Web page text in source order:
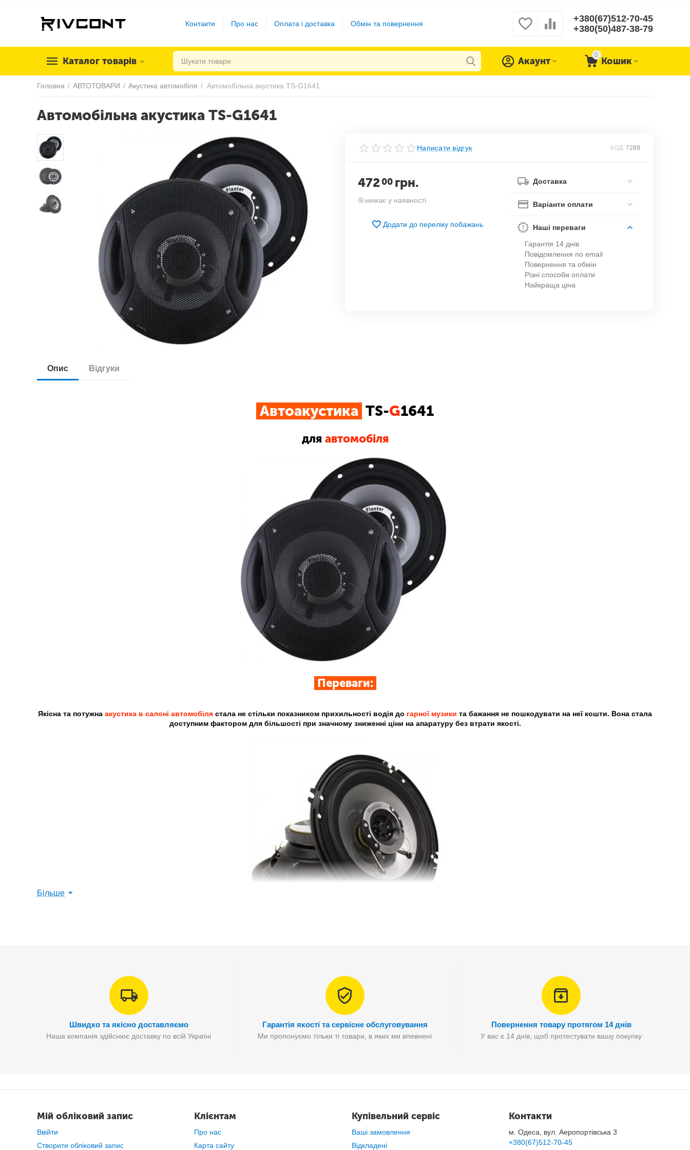
Контакти Про нас Оплата і доставка Обмін та повернення
+380(67)512-70-45
+380(50)487-38-79
Каталог товарів
0
Кошик
Акаунт
Головна / АВТОТОВАРИ / Акустика автомобіля / Автомобільна акустика TS-G1641
Автомобільна акустика TS-G1641
Написати відгук КОД: 7289
47200 грн.
немає у наявності
Додати до переліку побажань
Доставка
Варіанти оплати
Наші переваги
Гарантія 14 днів
Повідомлення по email
Повернення та обмін
Різні способи оплати
Найкраща ціна
Опис Відгуки
Автоакустика TS-G1641
для автомобіля
Переваги:
Якісна та потужна акустика в салоні автомобіля стала не стільки показником прихильності водія до гарної музики та бажання не пошкодувати на неї кошти. Вона стала
доступним фактором для більшості при значному зниженні ціни на апаратуру без втрати якості.
Більше
Швидко та якісно доставляємо
Наша компанія здійснює доставку по всій Україні
Гарантія якості та сервісне обслуговування
Ми пропонуємо тільки ті товари, в яких ми впевнені
Повернення товару протягом 14 днів
У вас є 14 днів, щоб протестувати вашу покупку
Мій обліковий запис
Ввійти
Створити обліковий запис
Клієнтам
Про нас
Карта сайту
Купівельний сервіс
Ваші замовлення
Відкладені
Контакти
м. Одеса, вул. Аеропортівська 3
+380(67)512-70-45